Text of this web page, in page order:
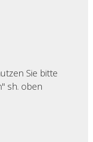
Sie bitte
sh. oben